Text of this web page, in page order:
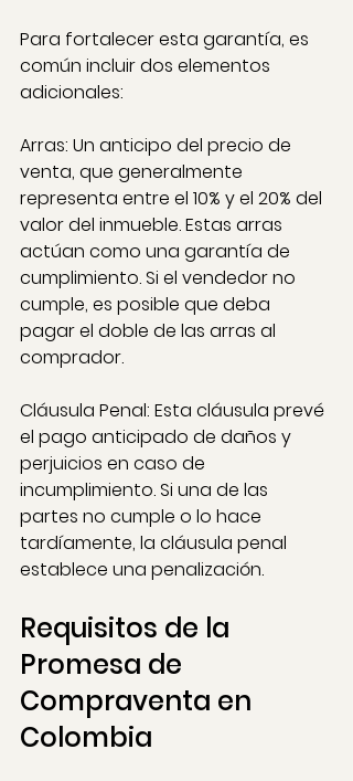
Para fortalecer esta garantía, es
común incluir dos elementos
adicionales:
Arras: Un anticipo del precio de
venta, que generalmente
representa entre el 10% y el 20% del
valor del inmueble. Estas arras
actúan como una garantía de
cumplimiento. Si el vendedor no
cumple, es posible que deba
pagar el doble de las arras al
comprador.
Cláusula Penal: Esta cláusula prevé
el pago anticipado de daños y
perjuicios en caso de
incumplimiento. Si una de las
partes no cumple o lo hace
tardíamente, la cláusula penal
establece una penalización.
Requisitos de la
Promesa de
Compraventa en
Colombia